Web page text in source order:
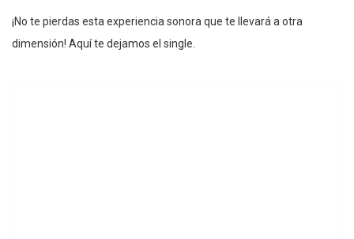
¡No te pierdas esta experiencia sonora que te llevará a otra
dimensión! Aquí te dejamos el single.